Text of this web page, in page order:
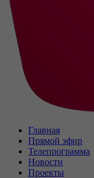
Главная
Прямой эфир
Телепрограмма
Новости
Проекты